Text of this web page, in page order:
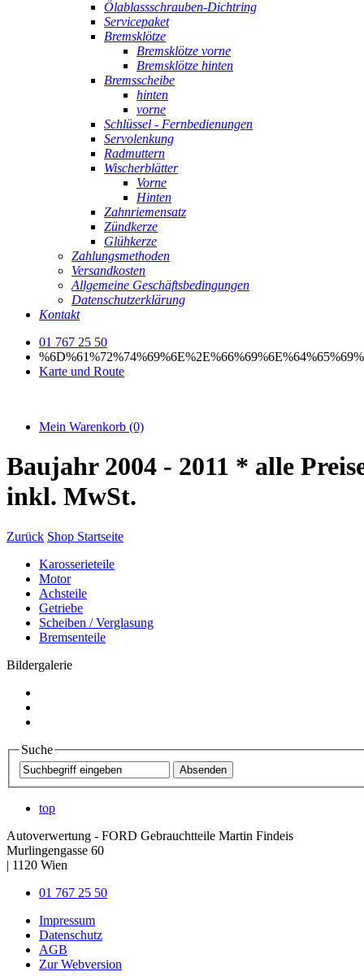
Ölablassschrauben-Dichtring
Servicepaket
Bremsklötze
Bremsklötze vorne
Bremsklötze hinten
Bremsscheibe
hinten
vorne
Schlüssel - Fernbedienungen
Servolenkung
Radmuttern
Wischerblätter
Vorne
Hinten
Zahnriemensatz
Zündkerze
Glühkerze
Zahlungsmethoden
Versandkosten
Allgemeine Geschäftsbedingungen
Datenschutzerklärung
Kontakt
01 767 25 50
Karte und Route
Mein Warenkorb (0)
Baujahr 2004 - 2011 * alle
inkl. MwSt.
Zurück Shop Startseite
Karosserieteile
Motor
Achsteile
Getriebe
Scheiben / Verglasung
Bremsenteile
Bildergalerie
Suche
top
Autoverwertung - FORD Gebrauchtteile Martin Findeis
Murlingengasse 60
1120 Wien
01 767 25 50
Impressum
Datenschutz
AGB
Zur Webversion